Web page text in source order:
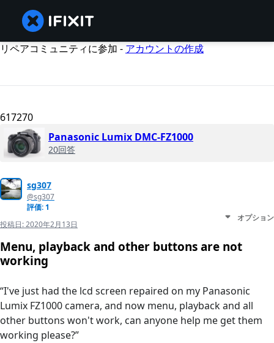
リペアコミュニティに参加 - アカウントの作成
617270
Panasonic Lumix DMC-FZ1000
20回答
sg307
@sg307
評価: 1
投稿日:2020年2月13日
オプション
Menu, playback and other buttons are not
working
“I've just had the lcd screen repaired on my Panasonic
Lumix FZ1000 camera, and now menu, playback and all
other buttons won't work, can anyone help me get them
working please?”